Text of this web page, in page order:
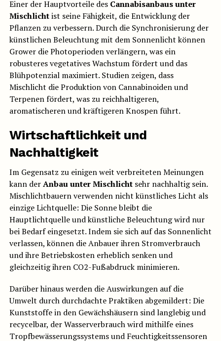
Einer der Hauptvorteile des Cannabisanbaus unter
Mischlichtist seine Fähigkeit, die Entwicklung der
Pflanzen zu verbessern. Durch die Synchronisierung der
künstlichen Beleuchtung mit dem Sonnenlicht können
Grower die Photoperioden verlängern, was ein
robusteres vegetatives Wachstum fördert und das
Blühpotenzial maximiert. Studien zeigen, dass
Mischlicht die Produktion von Cannabinoiden und
Terpenen fördert, was zu reichhaltigeren,
aromatischeren und kräftigeren Knospen führt.
Wirtschaftlichkeit und
Nachhaltigkeit
Im Gegensatz zu einigen weit verbreiteten Meinungen
kann derAnbau unter Mischlichtsehr nachhaltig sein.
Mischlichtbauern verwenden nicht künstliches Licht als
einzige Lichtquelle: Die Sonne bleibt die
Hauptlichtquelle und künstliche Beleuchtung wird nur
bei Bedarf eingesetzt. Indem sie sich auf das Sonnenlicht
verlassen, können die Anbauer ihren Stromverbrauch
und ihre Betriebskosten erheblich senken und
gleichzeitig ihren CO2-Fußabdruck minimieren.
Darüber hinaus werden die Auswirkungen auf die
Umwelt durch durchdachte Praktiken abgemildert: Die
Kunststoffe in den Gewächshäusern sind langlebig und
recycelbar, der Wasserverbrauch wird mithilfe eines
Tropfbewässerungssystems und Feuchtigkeitssensoren